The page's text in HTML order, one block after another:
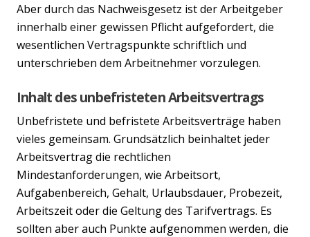
Aber durch das Nachweisgesetz ist der Arbeitgeber
innerhalb einer gewissen Pflicht aufgefordert, die
wesentlichen Vertragspunkte schriftlich und
unterschrieben dem Arbeitnehmer vorzulegen.
Inhalt des unbefristeten Arbeitsvertrags
Unbefristete und befristete Arbeitsverträge haben
vieles gemeinsam. Grundsätzlich beinhaltet jeder
Arbeitsvertrag die rechtlichen
Mindestanforderungen, wie Arbeitsort,
Aufgabenbereich, Gehalt, Urlaubsdauer, Probezeit,
Arbeitszeit oder die Geltung des Tarifvertrags. Es
sollten aber auch Punkte aufgenommen werden, die